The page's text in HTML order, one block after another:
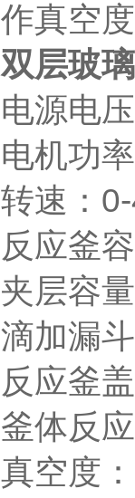
作真空
双层玻
电源电
电机功
转速：
反应釜
夹层容
滴加漏
反应釜
釜体反
真空度